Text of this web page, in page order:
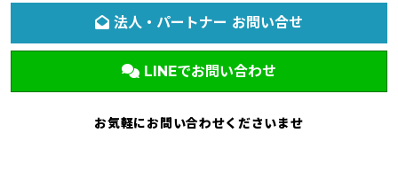
法人・パートナー お問い合せ
LINEでお問い合わせ
お気軽にお問い合わせくださいませ